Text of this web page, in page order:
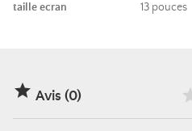
taille ecran 13 pouces
 Avis (0)